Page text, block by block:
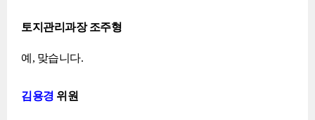
토지관리과장 조주형
예, 맞습니다.
김용경 위원